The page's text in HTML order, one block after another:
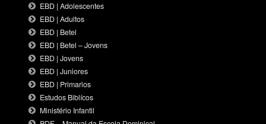
EBD | Adolescentes
EBD | Adultos
EBD | Betel
EBD | Betel – Jovens
EBD | Jovens
EBD | Juniores
EBD | Primarios
Estudos Biblícos
Ministério Infantil